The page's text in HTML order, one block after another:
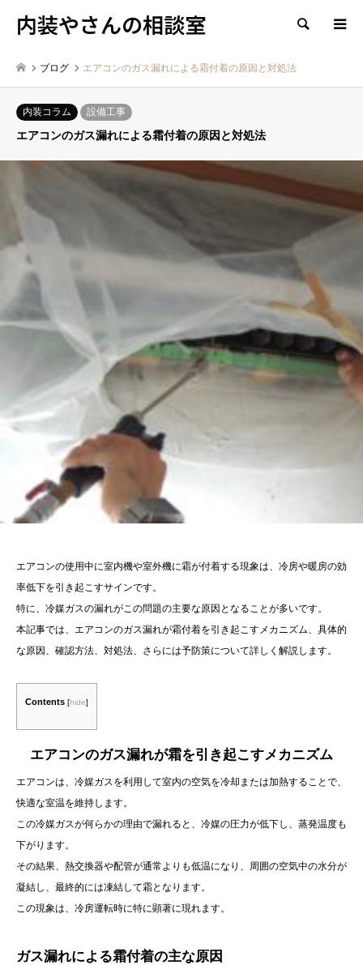
内装やさんの相談室 検索
ブログ エアコンのガス漏れによる霜付着の原因と対処法
内装コラム 設備工事
エアコンのガス漏れによる霜付着の原因と対処法
エアコンの使用中に室内機や室外機に霜が付着する現象は、冷房や暖房の効
率低下を引き起こすサインです。
特に、冷媒ガスの漏れがこの問題の主要な原因となることが多いです。
本記事では、エアコンのガス漏れが霜付着を引き起こすメカニズム、具体的
な原因、確認方法、対処法、さらには予防策について詳しく解説します。​
Contents [hide]
エアコンのガス漏れが霜を引き起こすメカニズム
エアコンは、冷媒ガスを利用して室内の空気を冷却または加熱することで、
快適な室温を維持します。
この冷媒ガスが何らかの理由で漏れると、冷媒の圧力が低下し、蒸発温度も
下がります。
その結果、熱交換器や配管が通常よりも低温になり、周囲の空気中の水分が
凝結し、最終的には凍結して霜となります。
この現象は、冷房運転時に特に顕著に現れます。
ガス漏れによる霜付着の主な原因